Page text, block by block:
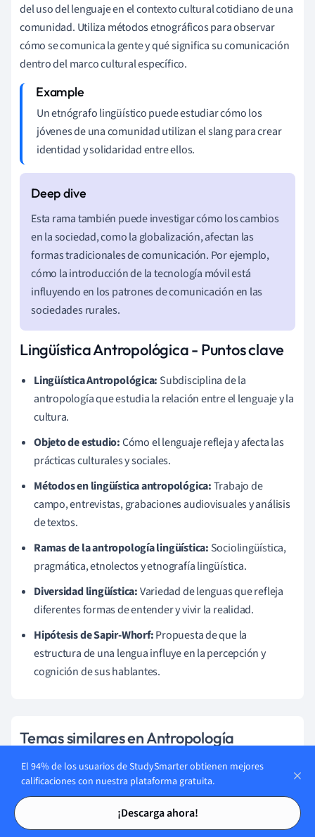
Tarjetas de estudio
Tarjetas de estudio
del uso del lenguaje en el contexto cultural cotidiano de una
comunidad. Utiliza métodos etnográficos para observar
cómo se comunica la gente y qué significa su comunicación
dentro del marco cultural específico.
Un etnógrafo lingüístico puede estudiar cómo los
jóvenes de una comunidad utilizan el slang para crear
identidad y solidaridad entre ellos.
Esta rama también puede investigar cómo los cambios
en la sociedad, como la globalización, afectan las
formas tradicionales de comunicación. Por ejemplo,
cómo la introducción de la tecnología móvil está
influyendo en los patrones de comunicación en las
sociedades rurales.
Lingüística Antropológica - Puntos clave
Lingüística Antropológica: Subdisciplina de la
antropología que estudia la relación entre el lenguaje y la
cultura.
Objeto de estudio:Cómo el lenguaje refleja y afecta las
prácticas culturales y sociales.
Métodos en lingüística antropológica:Trabajo de
campo, entrevistas, grabaciones audiovisuales y análisis
de textos.
Ramas de la antropología lingüística: Sociolingüística,
pragmática, etnolectos y etnografía lingüística.
Diversidad lingüística:Variedad de lenguas que refleja
diferentes formas de entender y vivir la realidad.
Hipótesis de Sapir-Whorf:Propuesta de que la
estructura de una lengua influye en la percepción y
cognición de sus hablantes.
Temas similares en Antropología
Civilización africana
Antropología Política
Antropología Aplicada
El 94% de los usuarios de StudySmarter obtienen mejores
calificaciones con nuestra plataforma gratuita.
¡Descarga ahora!